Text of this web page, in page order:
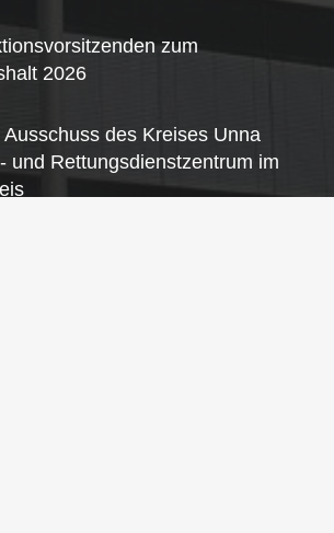
zum
2026
des Kreises Unna
und Rettungsdienstzentrum im